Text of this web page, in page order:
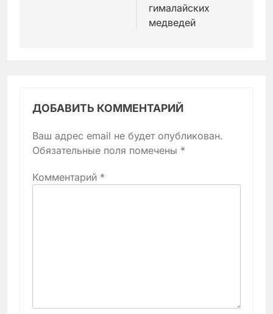
гималайских
медведей
ДОБАВИТЬ КОММЕНТАРИЙ
Ваш адрес email не будет опубликован.
Обязательные поля помечены *
Комментарий *